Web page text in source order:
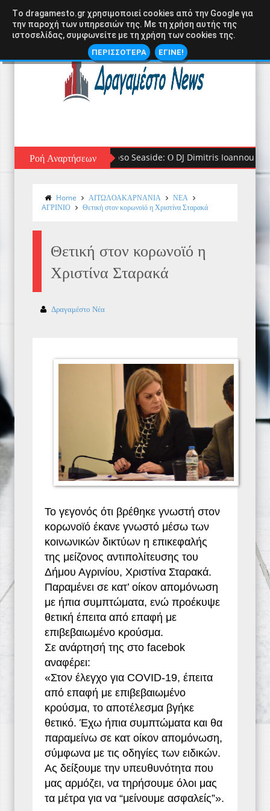
Ροή Αναρτήσεων Ο Γιώργος Λιβάνης Live στον Αστακό:
Home ΑΙΤΩΛΟΑΚΑΡΝΑΝΙΑ
ΝΕΑ
AΓΡΙΝΙΟ
Θετική στον κορωνοϊό η Χριστίνα Σταρακά
Θετική στον κορωνοϊό η
Χριστίνα Σταρακά
Δραγαμέστο Νέα
Το γεγονός ότι βρέθηκε γνωστή στον
κορωνοϊό έκανε γνωστό μέσω των
κοινωνικών δικτύων η επικεφαλής
της μείζονος αντιπολίτευσης του
Δήμου Αγρινίου, Χριστίνα Σταρακά.
Παραμένει σε κατ’ οίκον απομόνωση
με ήπια συμπτώματα, ενώ προέκυψε
θετική έπειτα από επαφή με
επιβεβαιωμένο κρούσμα.
Σε ανάρτησή της στο facebok
αναφέρει:
«Στον έλεγχο για COVID-19, έπειτα
από επαφή με επιβεβαιωμένο
κρούσμα, το αποτέλεσμα βγήκε
θετικό. Έχω ήπια συμπτώματα και θα
παραμείνω σε κατ οίκον απομόνωση,
σύμφωνα με τις οδηγίες των ειδικών.
Ας δείξουμε την υπευθυνότητα που
μας αρμόζει, να τηρήσουμε όλοι μας
τα μέτρα για να “μείνουμε ασφαλείς”».
Tο dragamesto.gr χρησιμοποιεί cookies από την Google για
την παροχή των υπηρεσιών της. Με τη χρήση αυτής της
ιστοσελίδας, συμφωνείτε με τη χρήση των cookies της.
ΠΕΡΙΣΣΟΤΕΡΑ ΕΓΙΝΕ!